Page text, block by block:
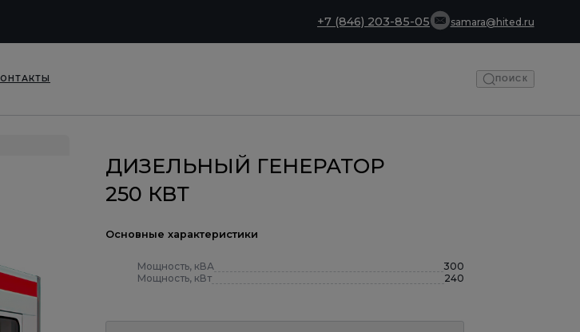
+7 (846) 203-85-05 samara@hited.ru
ПОИСК
ДИЗЕЛЬНЫЙ ГЕНЕРАТОР
250 КВТ
Основные характеристики
Мощность, кВА
300
Мощность, кВт
240